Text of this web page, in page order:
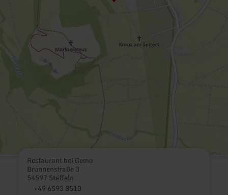
Restaurant bei Cemo
Brunnenstraße 3
54597 Steffeln
+49 6593 8510